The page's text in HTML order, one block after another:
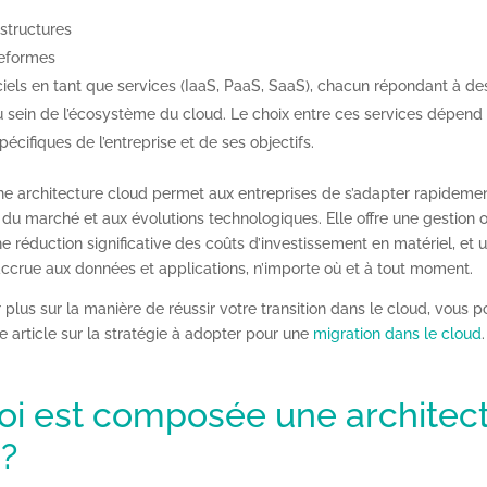
en tant que services (IaaS, PaaS, SaaS), chacun répondant à
sein de l’écosystème du cloud. Le choix entre ces services dépend
de l’entreprise et de ses objectifs.
architecture cloud permet aux entreprises de s’adapter
marché et aux évolutions technologiques. Elle offre une gestion
réduction significative des coûts d’investissement en matériel, et
aux données et applications, n’importe où et à tout moment.
plus sur la manière de réussir votre transition dans le cloud, vous
article sur la stratégie à adopter pour unemigration dans le cloud.
est composée une